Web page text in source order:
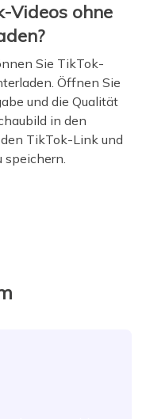
Videos ohne
Sie TikTok-
Öffnen Sie
und die Qualität
in den
TikTok-Link und
speichern.